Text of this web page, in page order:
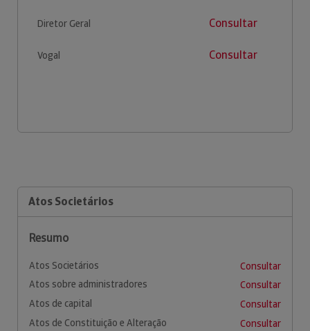
Diretor Geral Consultar
Vogal Consultar
Atos Societários
Resumo
Atos Societários
Consultar
Atos sobre administradores
Consultar
Atos de capital
Consultar
Atos de Constituição e Alteração
Consultar